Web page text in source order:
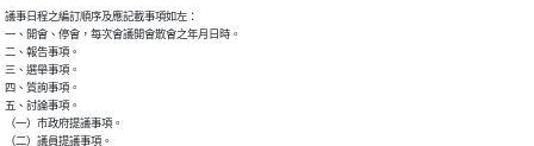
議事日程之編訂順序及應記載事項如左：
一、開會、停會，每次會議開會散會之年月日時。
二、報告事項。
三、選舉事項。
四、質詢事項。
五、討論事項。
（一）市政府提議事項。
（二）議員提議事項。